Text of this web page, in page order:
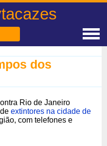
dos
Rio de Janeiro
deextintores na cidade de
com telefones e